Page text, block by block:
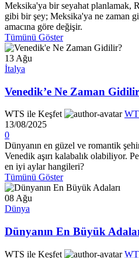
Meksika'ya bir seyahat planlamak,
gibi bir şey; Meksika'ya ne zaman
amacına göre değişir.
Tümünü Göster
13 Ağu
İtalya
Venedik’e Ne Zaman
WTS ile Keşfet
13/08/2025
0
Dünyanın en güzel ve romantik
Venedik aşırı kalabalık olabiliyor.
en iyi aylar hangileri?
Tümünü Göster
08Ağu
Dünya
Dünyanın En Büyük
WTS ile Keşfet